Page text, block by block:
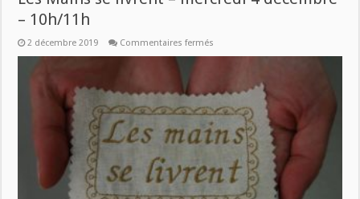
– 10h/11h
2 décembre 2019 Commentaires fermés
–
mercredi
4
décembre
–
10h/11h